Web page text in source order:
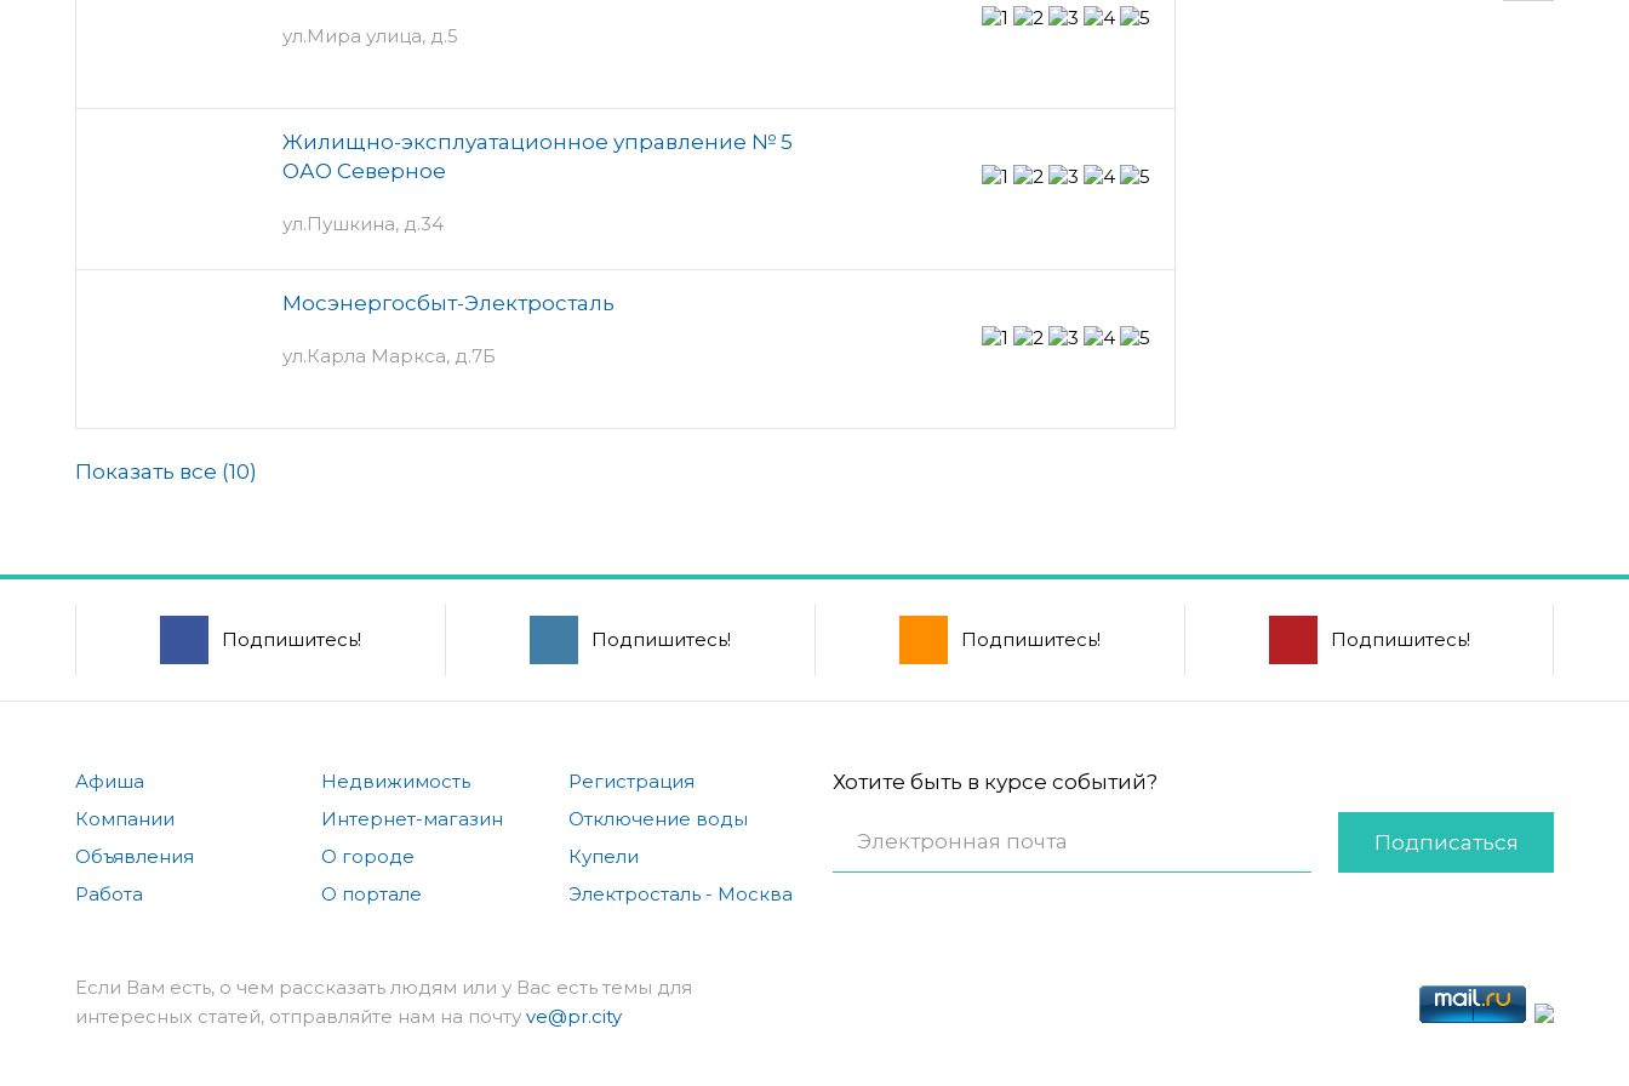
ул.Мира улица, д.5
Жилищно-эксплуатационное управление № 5
ОАО Северное
ул.Пушкина, д.34
Мосэнергосбыт-Электросталь
ул.Карла Маркса, д.7Б
Показать все (10)
Подпишитесь! Подпишитесь! Подпишитесь! Подпишитесь!
Афиша
Компании
Объявления
Работа
Недвижимость
Интернет-магазин
О городе
О портале
Регистрация
Отключение воды
Купели
Электросталь - Москва
Хотите быть в курсе событий?
Подписаться
Если Вам есть, о чем рассказать людям или у Вас есть темы для
интересных статей, отправляйте нам на почту ve@pr.city